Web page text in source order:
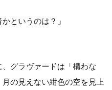
というのは？」
グラヴァードは「構わな
の見えない紺色の空を見上